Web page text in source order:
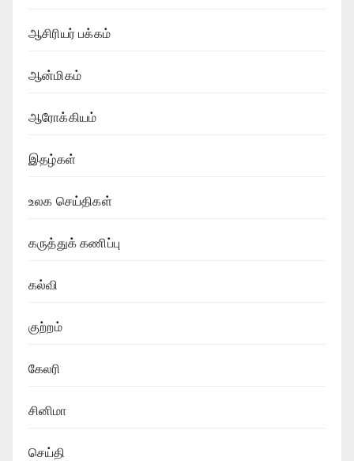
ஆசிரியர் பக்கம்
ஆன்மிகம்
ஆரோக்கியம்
இதழ்கள்
உலக செய்திகள்
கருத்துக் கணிப்பு
கல்வி
குற்றம்
கேலரி
சினிமா
செய்தி